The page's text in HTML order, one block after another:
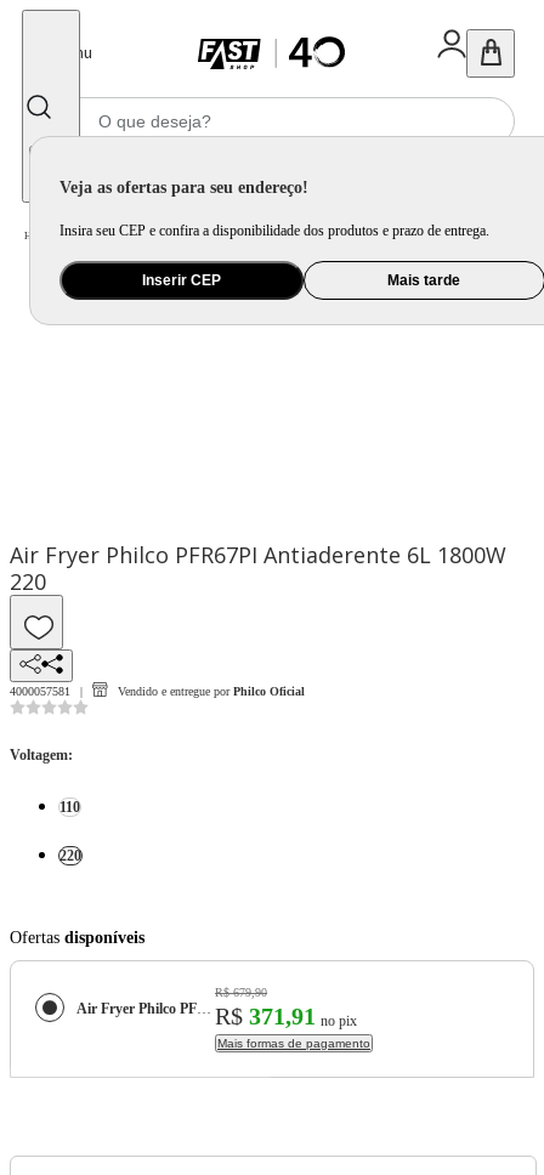
Menu
Veja as ofertas para seu endereço!
Insira seu CEP e confira a disponibilidade dos produtos e prazo de entrega.
Inserir CEP Mais tarde
Home Eletroportátil / Fritadeira Elétrica / Air Fryer Philco PFR67PI Antiaderente 6L 1800W
Air Fryer Philco PFR67PI Antiaderente 6L 1800W
220
4000057581 Vendido e entregue por Philco Oficial
Voltagem:
110
220
Ofertas disponíveis
Air Fryer Philco PFR67PI Antiaderente 6L 1800W
R$ 679,90
R$ 371,91 no pix
Mais formas de pagamento